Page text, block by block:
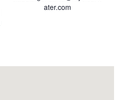
ater.com